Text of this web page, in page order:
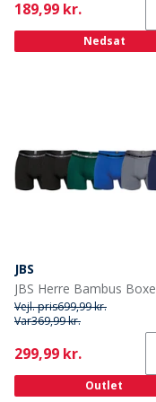
Current
189,99 kr.
Nedsat
JBS
Vejl. pris699,99 kr.
Var369,99 kr.
Current
299,99 kr.
Outlet